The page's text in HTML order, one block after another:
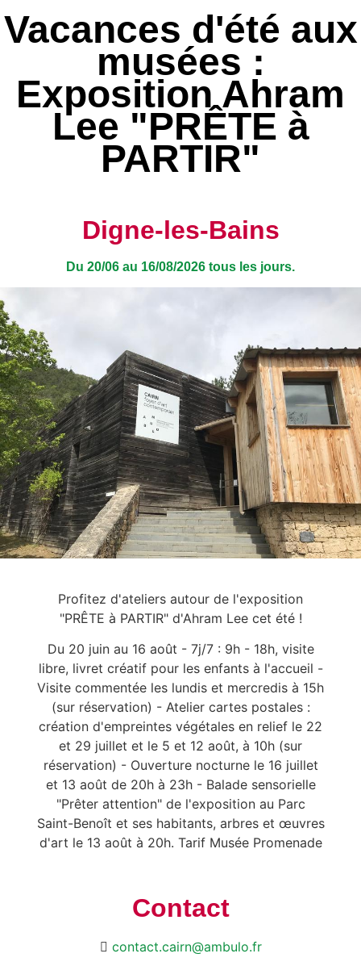
Vacances d'été aux
musées :
Exposition Ahram
Lee "PRÊTE à
PARTIR"
Digne-les-Bains
Du 20/06 au 16/08/2026 tous les jours.
Profitez d'ateliers autour de l'exposition
"PRÊTE à PARTIR" d'Ahram Lee cet été !
Du 20 juin au 16 août - 7j/7 : 9h - 18h, visite
libre, livret créatif pour les enfants à l'accueil -
Visite commentée les lundis et mercredis à 15h
(sur réservation) - Atelier cartes postales :
création d'empreintes végétales en relief le 22
et 29 juillet et le 5 et 12 août, à 10h (sur
réservation) - Ouverture nocturne le 16 juillet
et 13 août de 20h à 23h - Balade sensorielle
"Prêter attention" de l'exposition au Parc
Saint-Benoît et ses habitants, arbres et œuvres
d'art le 13 août à 20h. Tarif Musée Promenade
Contact
contact.cairn@ambulo.fr